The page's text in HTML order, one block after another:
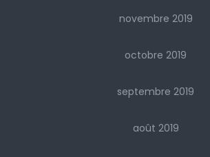
novembre 2019
octobre 2019
septembre 2019
août 2019